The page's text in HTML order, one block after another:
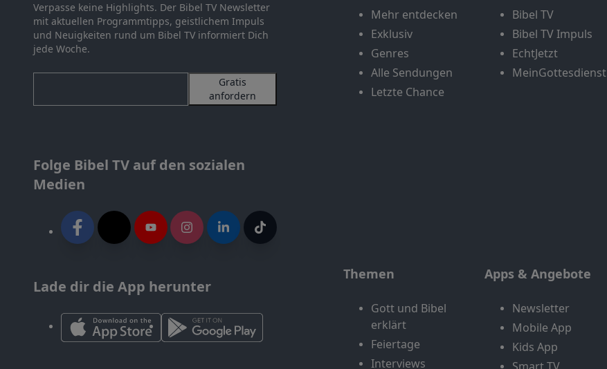
Verpasse keine Highlights. Der Bibel TV Newsletter
mit aktuellen Programmtipps, geistlichem Impuls
und Neuigkeiten rund um Bibel TV informiert Dich
jede Woche.
Gratis
anfordern
Folge Bibel TV auf den sozialen
Medien
Lade dir die App herunter
Mehr entdecken
Exklusiv
Genres
Alle Sendungen
Letzte Chance
Bibel TV
Bibel TV Impuls
EchtJetzt
MeinGottesdienst
Themen
Gott und Bibel
erklärt
Feiertage
Interviews
Apps & Angebote
Newsletter
Mobile App
Kids App